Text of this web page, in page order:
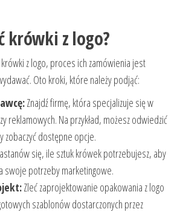
krówki z logo?
z logo, proces ich zamówienia jest
Oto kroki, które należy podjąć:
Znajdź firmę, która specjalizuje się w
reklamowych. Na przykład, możesz odwiedzić
zobaczyć dostępne opcje.
się, ile sztuk krówek potrzebujesz, aby
swoje potrzeby marketingowe.
Zleć zaprojektowanie opakowania z logo
szablonów dostarczonych przez